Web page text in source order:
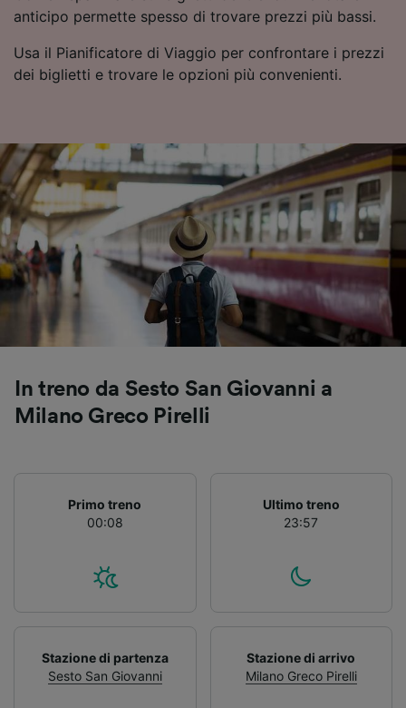
anticipo permette spesso di trovare prezzi più bassi.
Usa il Pianificatore di Viaggio per confrontare i prezzi
dei biglietti e trovare le opzioni più convenienti.
In treno da Sesto San Giovanni a
Milano Greco Pirelli
Primo treno
00:08
Ultimo treno
23:57
Stazione di partenza
Sesto San Giovanni
Stazione di arrivo
Milano Greco Pirelli
influenzeranno i dati sulla navigazione. I tuoi
tracciamento se non ci hai fornito il consenso
per farlo.
fornire:
Utilizzare dati di geolocalizzazione precisi.
Scansione attiva delle caratteristiche del
dispositivo ai fini dell’identificazione.
Archiviare informazioni su dispositivo e/o
accedervi. Pubblicità e contenuti
personalizzati, misurazione delle prestazioni
dei contenuti e degli annunci, ricerche sul
pubblico, sviluppo di servizi.
Elenco dei partner (fornitori)